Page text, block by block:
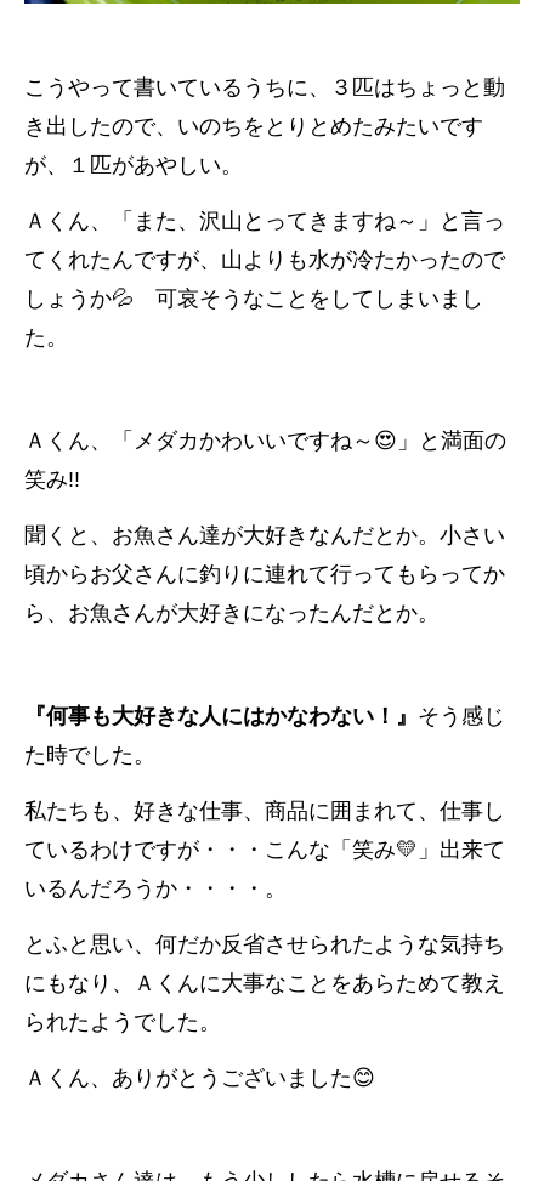
こうやって書いているうちに、３匹はちょっと動
き出したので、いのちをとりとめたみたいです
が、１匹があやしい。
Ａくん、「また、沢山とってきますね～」と言っ
てくれたんですが、山よりも水が冷たかったので
しょうか💦 可哀そうなことをしてしまいまし
た。
Ａくん、「メダカかわいいですね～😍」と満面の
笑み!!
聞くと、お魚さん達が大好きなんだとか。小さい
頃からお父さんに釣りに連れて行ってもらってか
ら、お魚さんが大好きになったんだとか。
『何事も大好きな人にはかなわない！』 そう感じ
た時でした。
私たちも、好きな仕事、商品に囲まれて、仕事し
ているわけですが・・・こんな「笑み💛」出来て
いるんだろうか・・・・。
とふと思い、何だか反省させられたような気持ち
にもなり、Ａくんに大事なことをあらためて教え
られたようでした。
Ａくん、ありがとうございました😊